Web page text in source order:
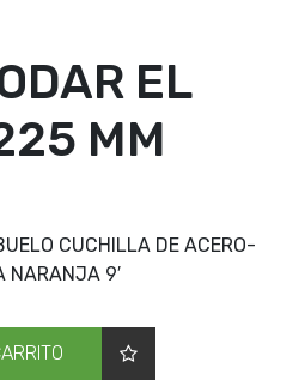
EL
MM
CUCHILLA DE ACERO-
NARANJA 9′